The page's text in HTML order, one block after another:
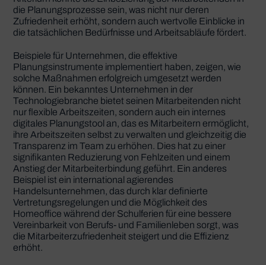
die Planungsprozesse sein, was nicht nur deren
Zufriedenheit erhöht, sondern auch wertvolle Einblicke in
die tatsächlichen Bedürfnisse und Arbeitsabläufe fördert.
Beispiele für Unternehmen, die effektive
Planungsinstrumente implementiert haben, zeigen, wie
solche Maßnahmen erfolgreich umgesetzt werden
können. Ein bekanntes Unternehmen in der
Technologiebranche bietet seinen Mitarbeitenden nicht
nur flexible Arbeitszeiten, sondern auch ein internes
digitales Planungstool an, das es Mitarbeitern ermöglicht,
ihre Arbeitszeiten selbst zu verwalten und gleichzeitig die
Transparenz im Team zu erhöhen. Dies hat zu einer
signifikanten Reduzierung von Fehlzeiten und einem
Anstieg der Mitarbeiterbindung geführt. Ein anderes
Beispiel ist ein international agierendes
Handelsunternehmen, das durch klar definierte
Vertretungsregelungen und die Möglichkeit des
Homeoffice während der Schulferien für eine bessere
Vereinbarkeit von Berufs- und Familienleben sorgt, was
die Mitarbeiterzufriedenheit steigert und die Effizienz
erhöht.